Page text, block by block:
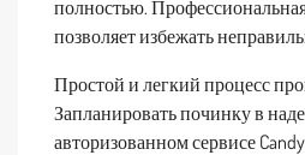
полностью.
позволяет избежать
Простой и легкий процесс
Запланировать починку в
авторизованном сервисе